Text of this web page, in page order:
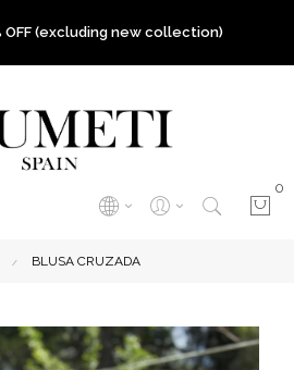
OFF (excluding new collection)
0
BLUSA CRUZADA